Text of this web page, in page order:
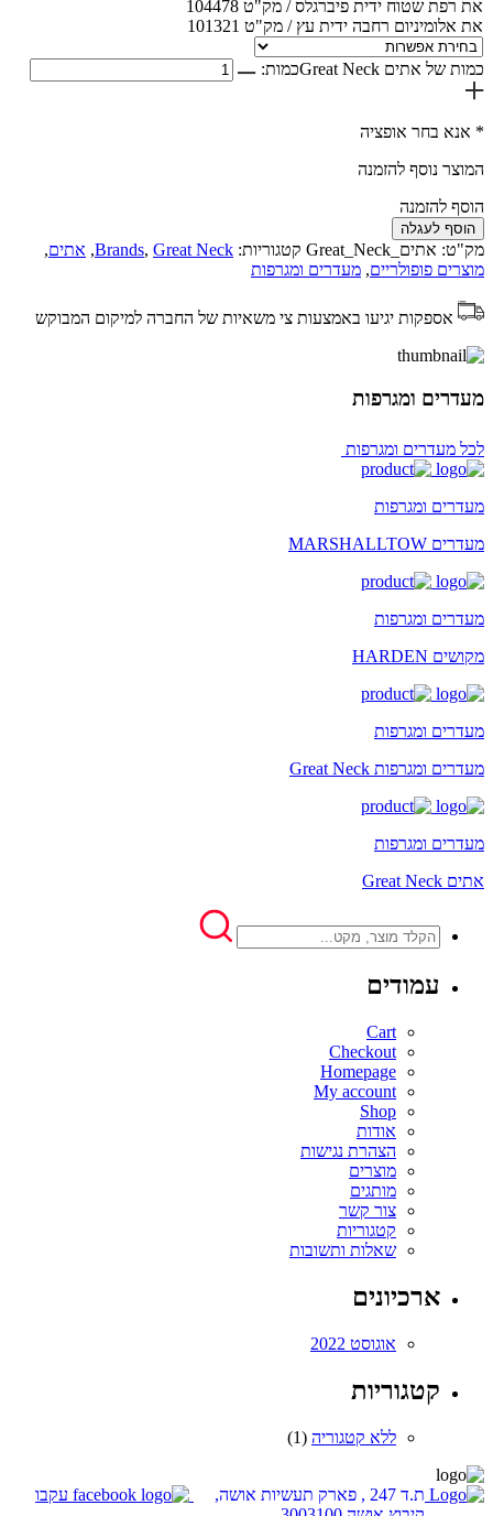
את רפת שטוח ידית פיברגלס / מק"ט 104478
את אלומיניום רחבה ידית עץ / מק"ט 101321
כמות של אתים Great Neck כמות:
* אנא בחר אופציה
המוצר נוסף להזמנה
הוסף להזמנה
הוסף לעגלה
מק"ט: אתים_Great_Neck קטגוריות: Brands, Great Neck
, אתים,
מוצרים פופולריים, מעדרים ומגרפות
אספקות יגיעו באמצעות צי משאיות של החברה למיקום המבוקש
מעדרים ומגרפות
לכל מעדרים ומגרפות
מעדרים ומגרפות
מעדרים MARSHALLTOW
מעדרים ומגרפות
מקושים HARDEN
מעדרים ומגרפות
מעדרים ומגרפות Great Neck
מעדרים ומגרפות
אתים Great Neck
עמודים
Cart
Checkout
Homepage
My account
Shop
אודות
הצהרת נגישות
מוצרים
מותגים
צור קשר
קטגוריות
שאלות ותשובות
ארכיונים
אוגוסט 2022
קטגוריות
ללא קטגוריה (1)
ת.ד 247 , פארק תעשיות אושה,
עקבו